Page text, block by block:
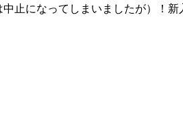
止になってしまいましたが）！